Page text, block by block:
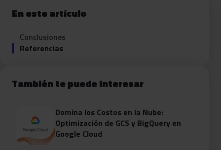
En este artículo
Conclusiones
Referencias
También te puede interesar
Domina los Costos en la Nube:
Optimización de GCS y BigQuery en
Google Cloud